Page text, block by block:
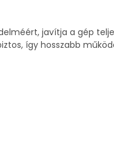
javítja a gép
így hosszabb